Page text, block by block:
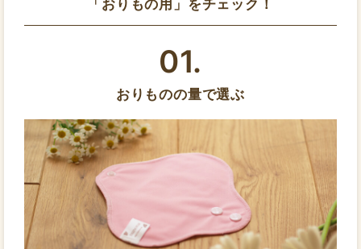
「おりもの用」をチェック！
01.
おりものの量で選ぶ